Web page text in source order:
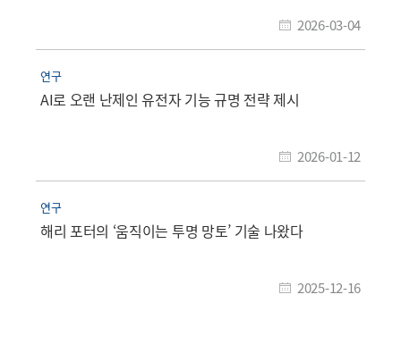
2026-03-04
연구
AI로 오랜 난제인 유전자 기능 규명 전략 제시
2026-01-12
연구
해리 포터의 ‘움직이는 투명 망토’ 기술 나왔다
2025-12-16